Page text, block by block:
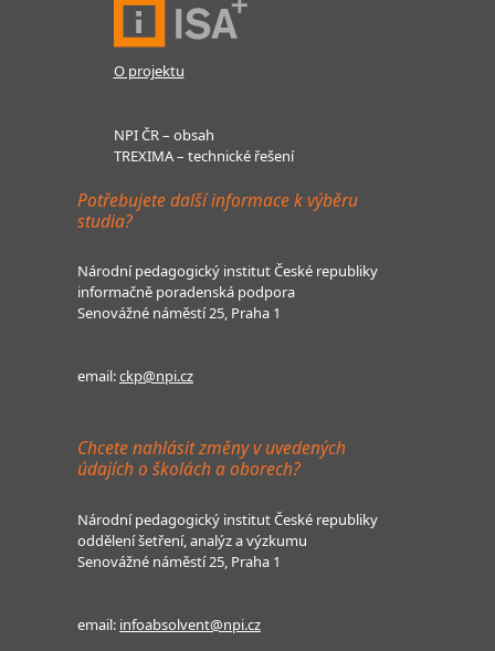
O projektu
NPI ČR – obsah
TREXIMA – technické řešení
Potřebujete další informace k výběru
studia?
Národní pedagogický institut České republiky
informačně poradenská podpora
Senovážné náměstí 25, Praha 1
email:ckp@npi.cz
Chcete nahlásit změny v uvedených
údajích o školách a oborech?
Národní pedagogický institut České republiky
oddělení šetření, analýz a výzkumu
Senovážné náměstí 25, Praha 1
email: infoabsolvent@npi.cz